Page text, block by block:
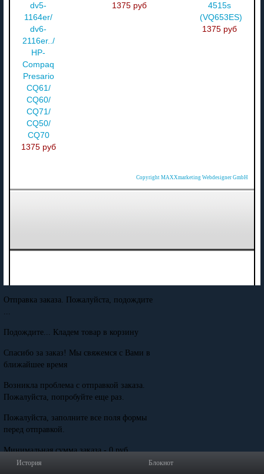
dv5-
1164er/
dv6-
2116er../
HP-
Compaq
Presario
CQ61/
CQ60/
CQ71/
CQ50/
CQ70
1375 руб
1375 руб
4515s
(VQ653ES)
1375 руб
Copyright MAXXmarketing Webdesigner GmbH
История Блокнот
Отправка заказа. Пожалуйста, подождите
Подождите... Кладем товар в корзину
Спасибо за заказ! Мы свяжемся с Вами в
ближайшее время
Возникла проблема с отправкой заказа.
Пожалуйста, попробуйте еще раз.
Пожалуйста, заполните все поля формы
перед отправкой.
Минимальная сумма заказа - 0 руб.